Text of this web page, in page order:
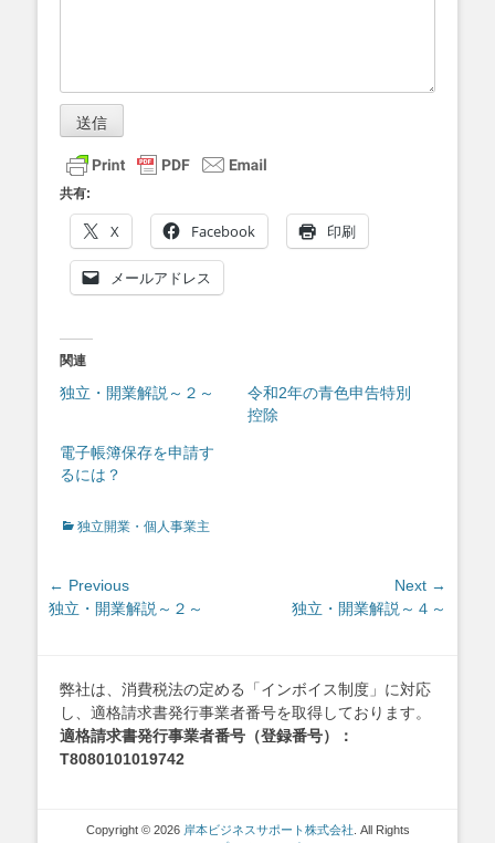
送信
共有:
X Facebook 印刷
メールアドレス
関連
独立・開業解説～２～
令和2年の青色申告特別
控除
電子帳簿保存を申請す
るには？
Categories
独立開業・個人事業主
投
稿
ゲ
ー
シ
ョ
← Previous
Previous
独立・開業解説～２～
Next →
独立・開業解説～４～
弊社は、消費税法の定める「インボイス制度」に対応
し、適格請求書発行事業者番号を取得しております。
適格請求書発行事業者番号（登録番号）：
T8080101019742
Copyright © 2026 岸本ビジネスサポート株式会社 . All Rights